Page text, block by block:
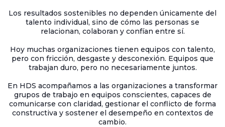
Los resultados sostenibles no dependen únicamente del
talento individual, sino de cómo las personas se
relacionan, colaboran y confían entre sí.
Hoy muchas organizaciones tienen equipos con talento,
pero con fricción, desgaste y desconexión. Equipos que
trabajan duro, pero no necesariamente juntos.
En HDS acompañamos a las organizaciones a transformar
grupos de trabajo en equipos conscientes, capaces de
comunicarse con claridad, gestionar el conflicto de forma
constructiva y sostener el desempeño en contextos de
cambio.